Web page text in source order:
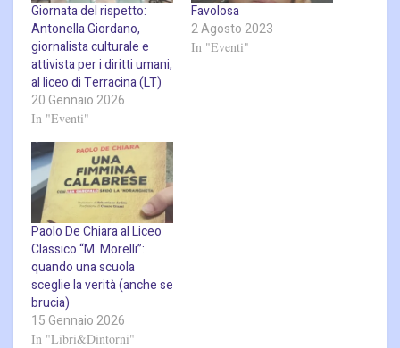
Giornata del rispetto:
Antonella Giordano,
giornalista culturale e
attivista per i diritti umani,
al liceo di Terracina (LT)
20 Gennaio 2026
In "Eventi"
Favolosa
2 Agosto 2023
In "Eventi"
Paolo De Chiara al Liceo
Classico “M. Morelli”:
quando una scuola
sceglie la verità (anche se
brucia)
15 Gennaio 2026
In "Libri&Dintorni"